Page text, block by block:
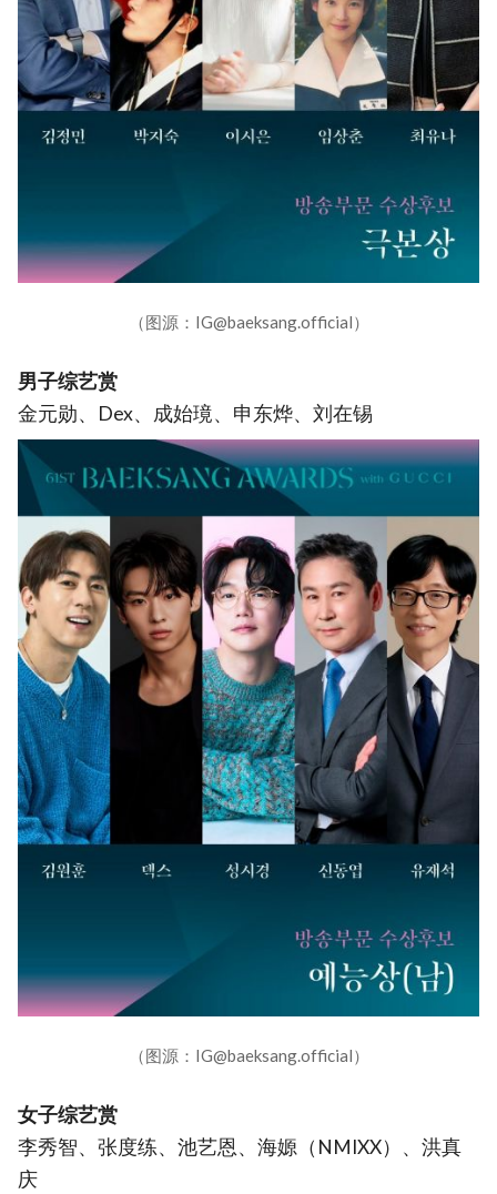
（图源：IG@baeksang.official）
男子综艺赏
金元勋、Dex、成始璄、申东烨、刘在锡
（图源：IG@baeksang.official）
女子综艺赏
李秀智、张度练、池艺恩、海嫄（NMIXX）、洪真
庆